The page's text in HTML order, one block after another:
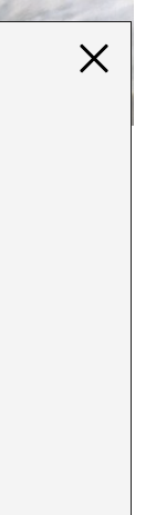
completa
en la
la relación
diferente
como
que
la lectura
imaginar